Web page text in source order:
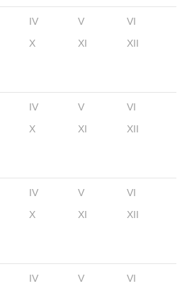
IV V
VI
X XI XII
IV V
VI
X XI XII
IV V
VI
X XI XII
IV V
VI